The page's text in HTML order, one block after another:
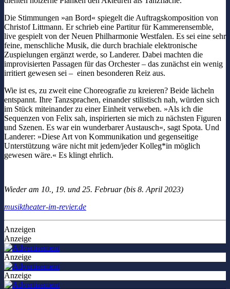
Die Stimmungen »an Bord« spiegelt die Auftragskomposition von
Christof Littmann. Er schrieb eine Partitur für Kammerensemble,
live gespielt von der Neuen Philharmonie Westfalen. Es sei eine sehr
feine, menschliche Musik, die durch brachiale elektronische
Zuspielungen ergänzt werde, so Landerer. Dabei machten die
improvisierten Passagen für das Orchester – das zunächst ein wenig
irritiert gewesen sei – einen besonderen Reiz aus.
Wie ist es, zu zweit eine Choreografie zu kreieren? Beide lächeln
entspannt. Ihre Tanzsprachen, einander stilistisch nah, würden sich
im Stück miteinander zu einer Einheit verweben. »Als ich die
Sequenzen von Felix sah, inspirierten sie mich zu nächsten Figuren
und Szenen. Es war ein wunderbarer Austausch«, sagt Spota. Und
Landerer: »Diese Art von Kommunikation und gegenseitige
Unterstützung wäre nicht mit jedem/jeder Kolleg*in möglich
gewesen wäre.« Es klingt ehrlich.
Wieder am 10., 19. und 25. Februar (bis 8. April 2023)
musiktheater-im-revier.de
Anzeigen
Anzeige
Anzeige
Anzeige